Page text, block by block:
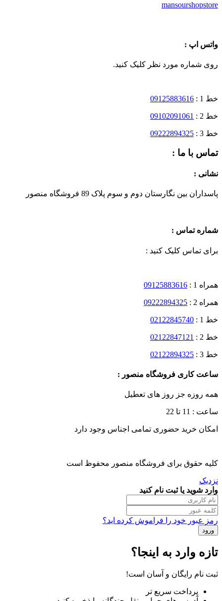
mansourshopstore
واتس اپ :
روی شماره مورد نظر کلیک کنید.
خط 1 : 09125883616
خط 2 : 09102091061
خط 3 : 09222894325
تماس با ما :
نشانی :
پاسداران بین نگارستان دوم و سوم پلاک 89 فروشگاه منصور
شماره تماس :
برای تماس کلیک کنید :
همراه 1 : 09125883616
همراه 2 : 09222894325
خط 1 : 02122845740
خط 2 : 02122847121
خط 3 : 02122894325
ساعت کاری فروشگاه منصور :
همه روزه جز روز های تعطیل
ساعت : 11 تا 22
امکان خرید حضوری تمامی اجناس وجود دارد
کلیه حقوق برای فروشگاه منصور محفوظ است
نزدیک
وارد شوید یا ثبت نام کنید
رمز عبور خود را فراموش کرده اید؟
تازه وارد به اینجا؟
ثبت نام رایگان و آسان است!
پرداخت سریع تر